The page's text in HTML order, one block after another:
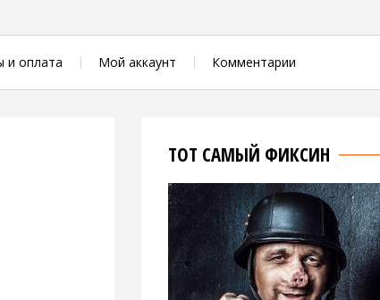
и оплата Мой аккаунт Комментарии
ТОТ САМЫЙ ФИКСИН